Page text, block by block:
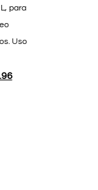
para
Uso